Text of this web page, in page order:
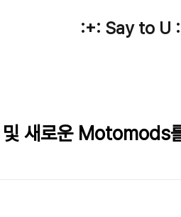
:+: Say to U
새로운 Motomods